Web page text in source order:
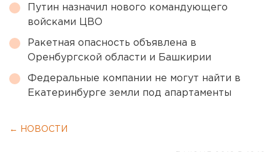
Путин назначил нового командующего
войсками ЦВО
Ракетная опасность объявлена в
Оренбургской области и Башкирии
Федеральные компании не могут найти в
Екатеринбурге земли под апартаменты
← НОВОСТИ